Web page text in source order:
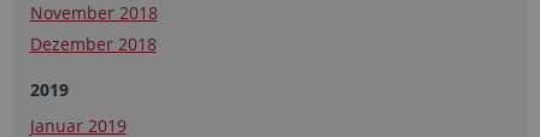
November 2018
Dezember 2018
2019
Januar 2019